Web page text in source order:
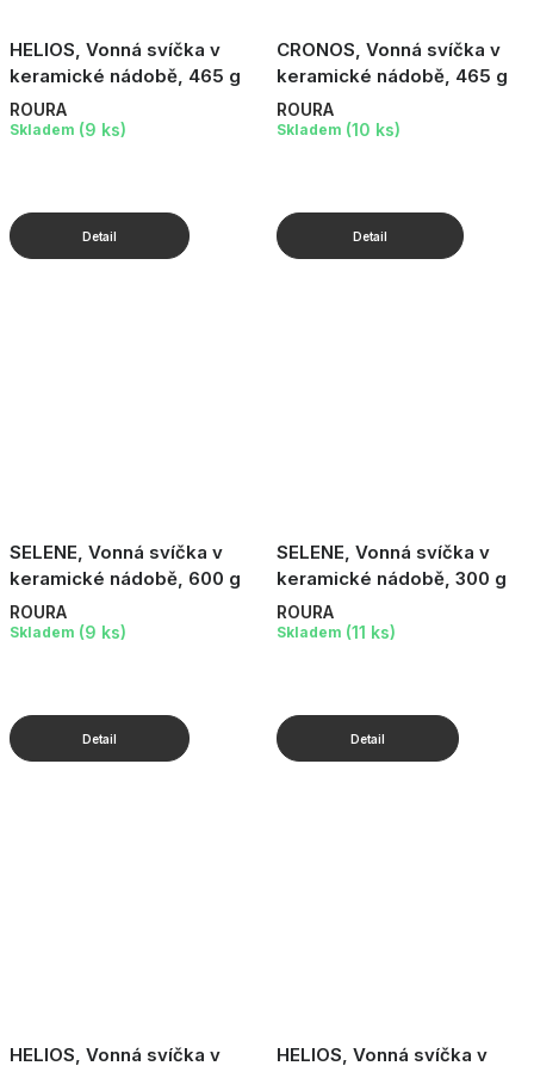
HELIOS, Vonná svíčka v
keramické nádobě, 465 g
ROURA
Skladem (9 ks)
CRONOS, Vonná svíčka v
keramické nádobě, 465 g
ROURA
Skladem (10 ks)
SELENE, Vonná svíčka v
keramické nádobě, 600 g
ROURA
Skladem (9 ks)
SELENE, Vonná svíčka v
keramické nádobě, 300 g
ROURA
Skladem (11 ks)
HELIOS, Vonná svíčka v
HELIOS, Vonná svíčka v